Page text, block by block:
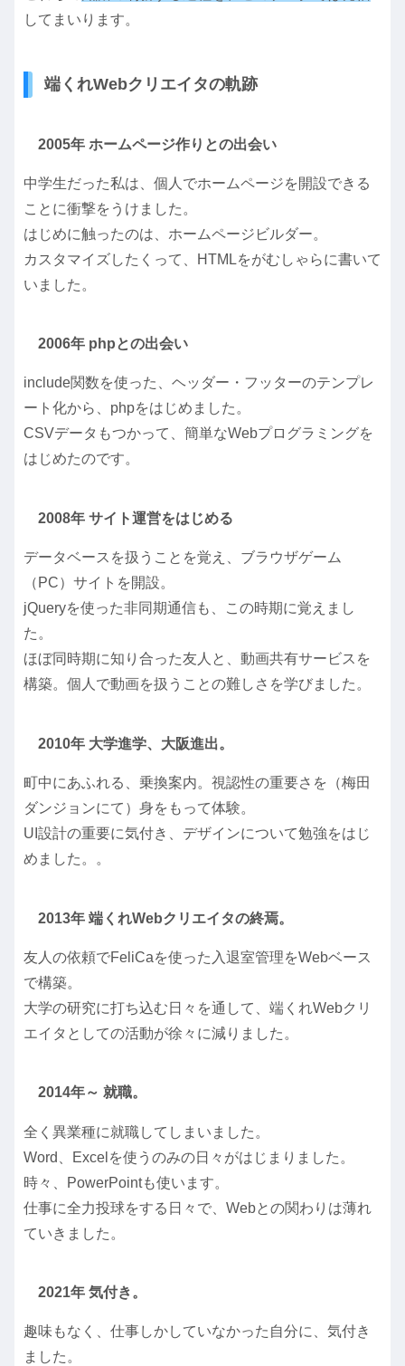
してまいります。
端くれWebクリエイタの軌跡
2005年 ホームページ作りとの出会い
中学生だった私は、個人でホームページを開設できる
ことに衝撃をうけました。
はじめに触ったのは、ホームページビルダー。
カスタマイズしたくって、HTMLをがむしゃらに書いて
いました。
2006年 phpとの出会い
include関数を使った、ヘッダー・フッターのテンプレ
ート化から、phpをはじめました。
CSVデータもつかって、簡単なWebプログラミングを
はじめたのです。
2008年 サイト運営をはじめる
データベースを扱うことを覚え、ブラウザゲーム
（PC）サイトを開設。
jQueryを使った非同期通信も、この時期に覚えまし
た。
ほぼ同時期に知り合った友人と、動画共有サービスを
構築。個人で動画を扱うことの難しさを学びました。
2010年 大学進学、大阪進出。
町中にあふれる、乗換案内。視認性の重要さを（梅田
ダンジョンにて）身をもって体験。
UI設計の重要に気付き、デザインについて勉強をはじ
めました。。
2013年 端くれWebクリエイタの終焉。
友人の依頼でFeliCaを使った入退室管理をWebベース
で構築。
大学の研究に打ち込む日々を通して、端くれWebクリ
エイタとしての活動が徐々に減りました。
2014年～ 就職。
全く異業種に就職してしまいました。
Word、Excelを使うのみの日々がはじまりました。
時々、PowerPointも使います。
仕事に全力投球をする日々で、Webとの関わりは薄れ
ていきました。
2021年 気付き。
趣味もなく、仕事しかしていなかった自分に、気付き
ました。